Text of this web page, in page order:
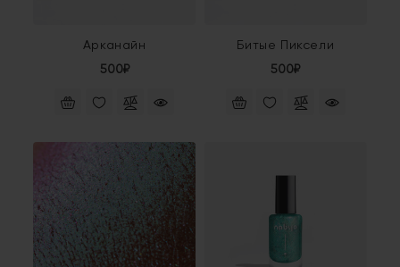
Арканайн
500₽
Битые Пиксели
500₽